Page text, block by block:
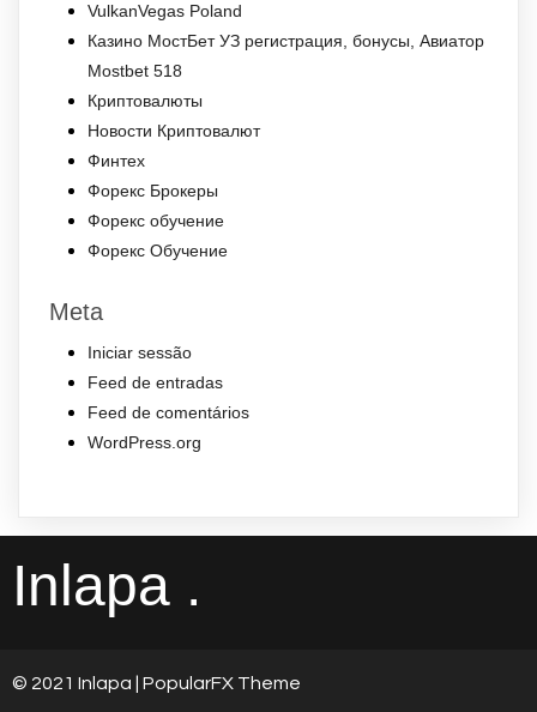
VulkanVegas Poland
Казино МостБет УЗ регистрация, бонусы, Авиатор
Mostbet 518
Криптовалюты
Новости Криптовалют
Финтех
Форекс Брокеры
Форекс обучение
Форекс Обучение
Meta
Iniciar sessão
Feed de entradas
Feed de comentários
WordPress.org
Inlapa .
© 2021 Inlapa | PopularFX Theme